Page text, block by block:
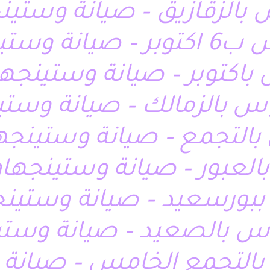
– صيانة
بالمعادى
– صيانة
بالزمالك – صيانة
– صيانة
– صيانة
– صيانة
بالصعيد – صيانة